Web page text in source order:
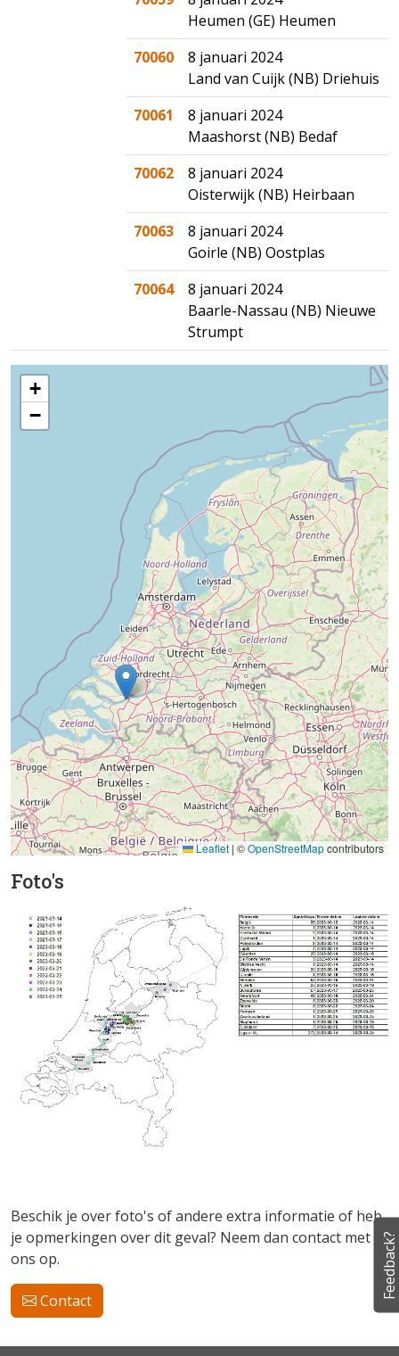
Heumen (GE) Heumen
70060
8 januari 2024
Land van Cuijk (NB) Driehuis
70061
8 januari 2024
Maashorst (NB) Bedaf
70062
8 januari 2024
Oisterwijk (NB) Heirbaan
70063
8 januari 2024
Goirle (NB) Oostplas
70064
8 januari 2024
Baarle-Nassau (NB) Nieuwe
Strumpt
+
−
Leaflet| ©OpenStreetMapcontributors
Foto's
Beschik je over foto's of andere extra informatie of heb
je opmerkingen over dit geval? Neem dan contact met
ons op.
Contact
Feedback?